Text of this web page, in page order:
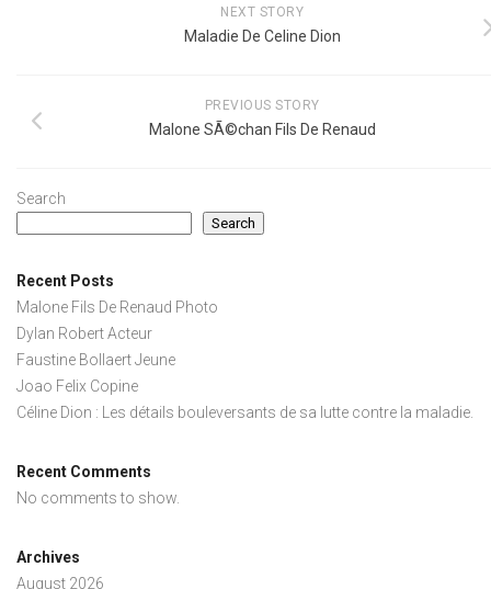
NEXT STORY
Maladie De Celine Dion
PREVIOUS STORY
Malone SÃ©chan Fils De Renaud
Search
Search
Recent Posts
Malone Fils De Renaud Photo
Dylan Robert Acteur
Faustine Bollaert Jeune
Joao Felix Copine
Céline Dion : Les détails bouleversants de sa lutte contre la maladie.
Recent Comments
No comments to show.
Archives
August 2026